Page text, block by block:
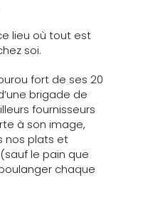
lieu où tout est
soi.
fort de ses 20
brigade de
fournisseurs
à son image,
nos plats et
le pain que
chaque